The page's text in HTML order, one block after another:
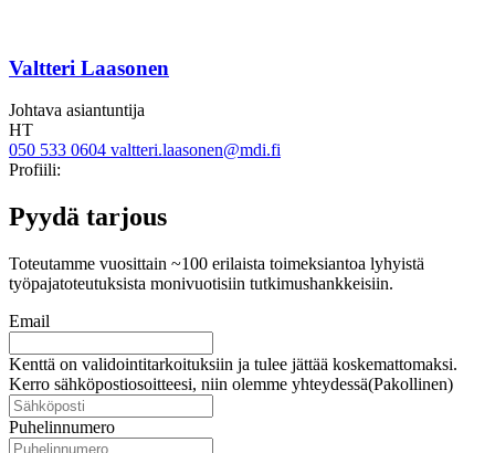
Valtteri Laasonen
Johtava asiantuntija
HT
050 533 0604 valtteri.laasonen@mdi.fi
Profiili:
Pyydä tarjous
Toteutamme vuosittain ~100 erilaista toimeksiantoa lyhyistä
työpajatoteutuksista monivuotisiin tutkimushankkeisiin.
Email
Kenttä on validointitarkoituksiin ja tulee jättää koskemattomaksi.
Kerro sähköpostiosoitteesi, niin olemme yhteydessä(Pakollinen)
Puhelinnumero